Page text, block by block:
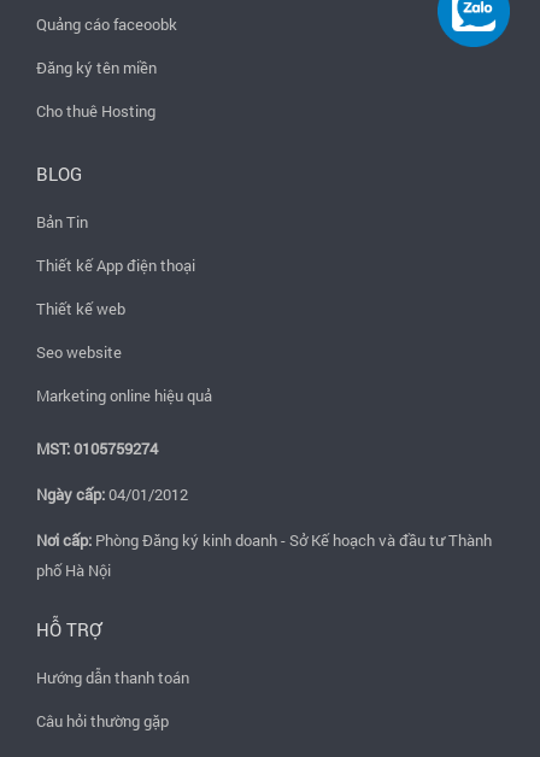
Quảng cáo faceoobk
Đăng ký tên miền
Cho thuê Hosting
BLOG
Bản Tin
Thiết kế App điện thoại
Thiết kế web
Seo website
Marketing online hiệu quả
MST: 0105759274
Ngày cấp:04/01/2012
Nơi cấp: Phòng Đăng ký kinh doanh - Sở Kế hoạch và đầu tư Thành
phố Hà Nội
HỖ TRỢ
Hướng dẫn thanh toán
Câu hỏi thường gặp